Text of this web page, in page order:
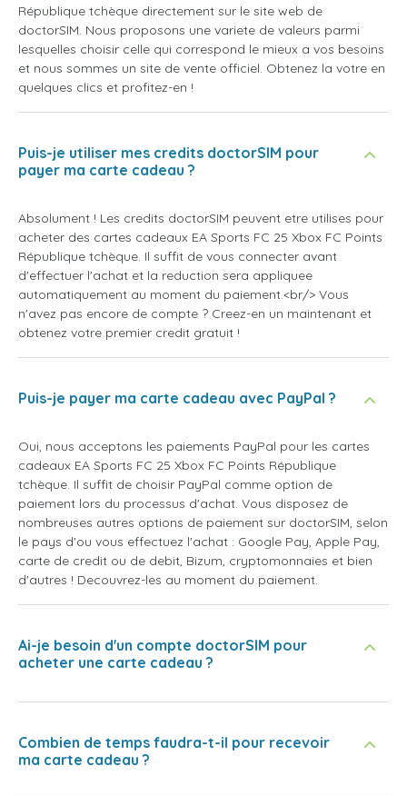
République tchèque directement sur le site web de
doctorSIM. Nous proposons une variete de valeurs parmi
lesquelles choisir celle qui correspond le mieux a vos besoins
et nous sommes un site de vente officiel. Obtenez la votre en
quelques clics et profitez-en !
Puis-je utiliser mes credits doctorSIM pour
payer ma carte cadeau ?
Absolument ! Les credits doctorSIM peuvent etre utilises pour
acheter des cartes cadeaux EA Sports FC 25 Xbox FC Points
République tchèque. Il suffit de vous connecter avant
d'effectuer l'achat et la reduction sera appliquee
automatiquement au moment du paiement.<br/> Vous
n'avez pas encore de compte ? Creez-en un maintenant et
obtenez votre premier credit gratuit !
Puis-je payer ma carte cadeau avec PayPal ?
Oui, nous acceptons les paiements PayPal pour les cartes
cadeaux EA Sports FC 25 Xbox FC Points République
tchèque. Il suffit de choisir PayPal comme option de
paiement lors du processus d'achat. Vous disposez de
nombreuses autres options de paiement sur doctorSIM, selon
le pays d'ou vous effectuez l'achat : Google Pay, Apple Pay,
carte de credit ou de debit, Bizum, cryptomonnaies et bien
d'autres ! Decouvrez-les au moment du paiement.
Ai-je besoin d'un compte doctorSIM pour
acheter une carte cadeau ?
Combien de temps faudra-t-il pour recevoir
ma carte cadeau ?